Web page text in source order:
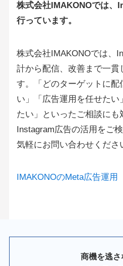
株式会社IMAKONOでは、
行っています。
株式会社IMAKONOでは、
計から配信、改善まで一貫
す。「どのターゲットに配
い」「広告運用を任せたい
たい」といったご相談にも
Instagram広告の活用をご
気軽にお問い合わせくださ
IMAKONOのMeta広告運用
商機を逃さ